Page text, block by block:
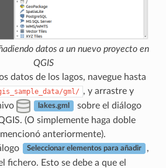
datos a un nuevo proyecto en
QGIS
datos de los lagos, navegue hasta
gml/ , y arrastre y
lakes.gml
sobre el diálogo
(O simplemente haga doble
anteriormente).
Seleccionar elementos para añadir
,
fichero. Esto se debe a que el